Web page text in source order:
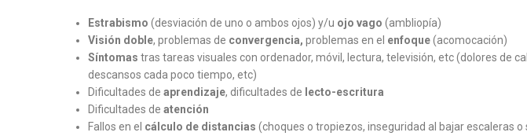
Estrabismo (desviación de uno o ambos ojos) y/u ojo vago (ambliopía)
Visión doble, problemas de convergencia, problemas en el enfoque(acomocación)
Síntomas tras tareas visuales con ordenador, móvil, lectura, televisión, etc (dolores de
descansos cada poco tiempo, etc)
Dificultades de aprendizaje, dificultades de lecto-escritura
Dificultades de atención
Fallos en el cálculo de distancias (choques o tropiezos, inseguridad al bajar escaleras